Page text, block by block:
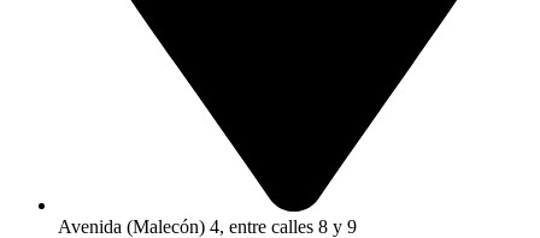
Avenida (Malecón) 4, entre calles 8 y 9